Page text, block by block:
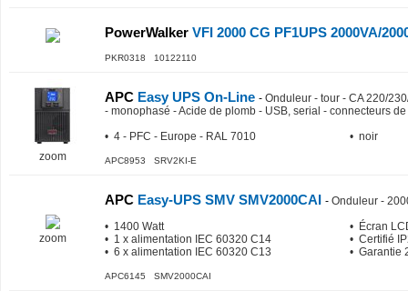
PowerWalker VFI 2000 CG PF1UPS 2000VA/
PKR0318 10122110
zoom
APC Easy UPS On-Line - Onduleur - tour - CA 220/
- monophasé - Acide de plomb - USB, serial - connecteurs
• 4 - PFC - Europe - RAL 7010
• noir
APC8953 SRV2KI-E
zoom
APC Easy-UPS SMV SMV2000CAI - Onduleur -
• 1400 Watt
• 1 x alimentation IEC 60320 C14
• 6 x alimentation IEC 60320 C13
• Écran
• Certifié
• Garantie
APC6145 SMV2000CAI